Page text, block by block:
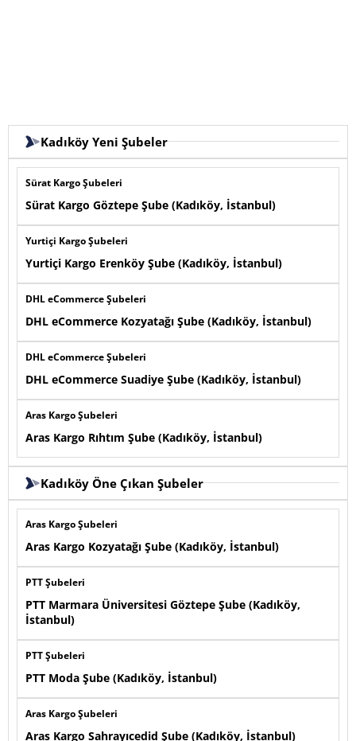
Kadıköy Yeni Şubeler
Sürat Kargo Şubeleri
Sürat Kargo Göztepe Şube (Kadıköy, İstanbul)
Yurtiçi Kargo Şubeleri
Yurtiçi Kargo Erenköy Şube (Kadıköy, İstanbul)
DHL eCommerce Şubeleri
DHL eCommerce Kozyatağı Şube (Kadıköy, İstanbul)
DHL eCommerce Şubeleri
DHL eCommerce Suadiye Şube (Kadıköy, İstanbul)
Aras Kargo Şubeleri
Aras Kargo Rıhtım Şube (Kadıköy, İstanbul)
Kadıköy Öne Çıkan Şubeler
Aras Kargo Şubeleri
Aras Kargo Kozyatağı Şube (Kadıköy, İstanbul)
PTT Şubeleri
PTT Marmara Üniversitesi Göztepe Şube (Kadıköy,
İstanbul)
PTT Şubeleri
PTT Moda Şube (Kadıköy, İstanbul)
Aras Kargo Şubeleri
Aras Kargo Sahrayıcedid Şube (Kadıköy, İstanbul)